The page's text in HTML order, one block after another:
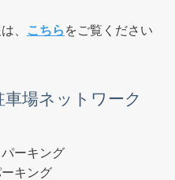
、
こちら をご覧ください
⾞場ネットワーク
パーキング
ーキング